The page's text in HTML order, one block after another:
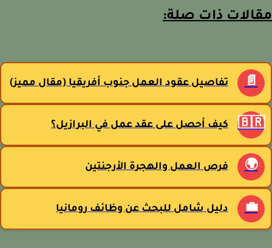
ذات صلة:
📄 تفاصيل عقود العمل جنوب أفريقيا (مقال مميز)
كيف أحصل على عقد عمل في البرازيل؟
🌍 فرص العمل والهجرة الأرجنتين
💼 دليل شامل للبحث عن وظائف رومانيا